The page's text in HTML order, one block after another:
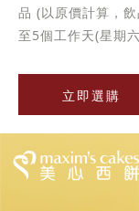
品 (以原價計算，
至5個工作天(星期
立即選購